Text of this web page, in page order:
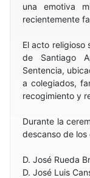
una emotiva
recientemente
El acto religioso
de Santiago
Sentencia,
a colegiados,
recogimiento y
Durante la
descanso de los
D. José Rueda
D. José Luis